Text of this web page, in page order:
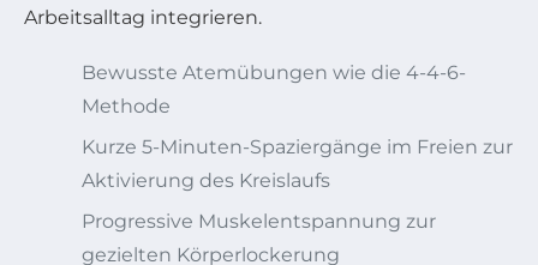
Arbeitsalltag integrieren.
Bewusste Atemübungen wie die 4-4-6-
Methode
Kurze 5-Minuten-Spaziergänge im Freien zur
Aktivierung des Kreislaufs
Progressive Muskelentspannung zur
gezielten Körperlockerung